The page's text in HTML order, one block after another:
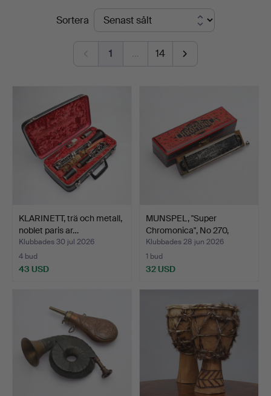
Norrköping
SlutpriserSortera
1 … 14
KLARINETT, trä och metall,
noblet paris ar…
Klubbades 30 jul 2026
4 bud
43 USD
MUNSPEL, "Super
Chromonica", No 270,
M.Hoh…
Klubbades 28 jun 2026
1 bud
32 USD